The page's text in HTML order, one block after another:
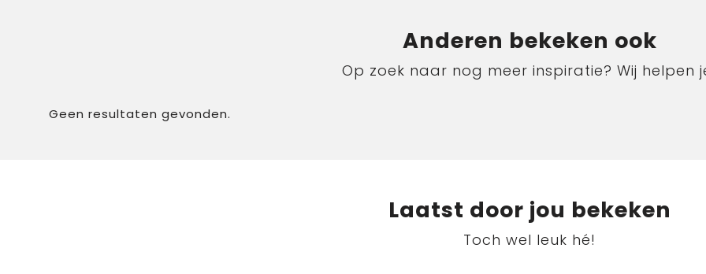
Anderen bekeken ook
Op zoek naar nog meer inspiratie? Wij helpen
Geen resultaten gevonden.
Laatst door jou bekeken
Toch wel leuk hé!